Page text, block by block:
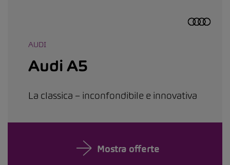
AUDI
Audi A5
La classica – inconfondibile e innovativa
Mostra offerte